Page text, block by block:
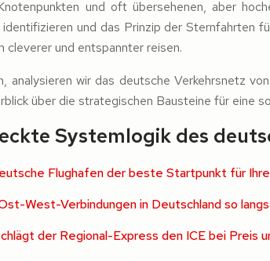
und oft übersehenen, aber
identifizieren und das Prinzip der
cleverer und entspannter reisen.
wir das deutsche Verkehrsnetz
über die strategischen Bausteine für eine
Systemlogik des
Flughafen der beste Startpunkt für
West-Verbindungen in Deutschland so
der Regional-Express den ICE bei Preis